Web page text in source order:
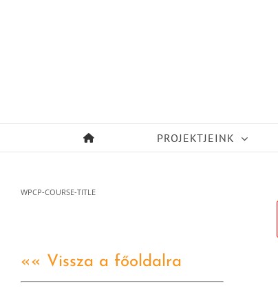
PROJEKTJEINK
WPCP-COURSE-TITLE
«« Vissza a főoldalra